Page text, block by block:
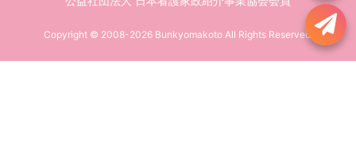
Copyright © 2008-2026 Bunkyomakoto All Rights Reserved.